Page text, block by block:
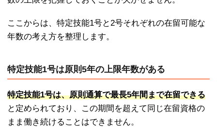
ここからは、特定技能1号と2号それぞれの在留可能な
年数の考え方を整理します。
特定技能1号は原則5年の上限年数がある
特定技能1号は、原則通算で最長5年間まで在留できる
と定められており、この期間を超えて同じ在留資格の
まま働き続けることはできません。